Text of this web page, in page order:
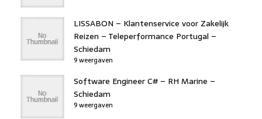
LISSABON – Klantenservice voor Zakelijk
Reizen – Teleperformance Portugal –
Schiedam
9 weergaven
Software Engineer C# – RH Marine –
Schiedam
9 weergaven